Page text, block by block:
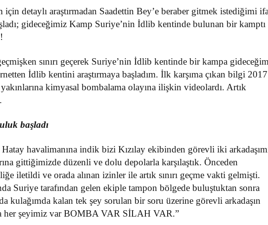
detaylı araştırmadan Saadettin Bey’e beraber gitmek istediğimi
gideceğimiz Kamp Suriye’nin İdlib kentinde bulunan bir kamptı
sınırı geçerek Suriye’nin İdlib kentinde bir kampa
İdlib kentini araştırmaya başladım. İlk karşıma çıkan bilgi 2017
kimyasal bombalama olayına ilişkin videolardı. Artık
başladı
havalimanına indik bizi Kızılay ekibinden görevli iki
gittiğimizde düzenli ve dolu depolarla karşılaştık. Önceden
iletildi ve orada alınan izinler ile artık sınırı geçme vakti gelmişti.
Suriye tarafından gelen ekiple tampon bölgede buluştuktan sonra
kulağımda kalan tek şey sorulan bir soru üzerine görevli arkadaşın
her şeyimiz var BOMBA VAR SİLAH VAR.”